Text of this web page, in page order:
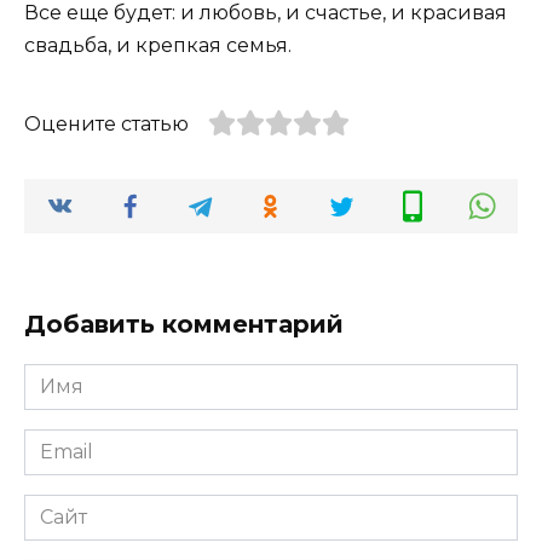
Все еще будет: и любовь, и счастье, и красивая
свадьба, и крепкая семья.
Оцените статью
Добавить комментарий
Имя
*
Email
*
Сайт